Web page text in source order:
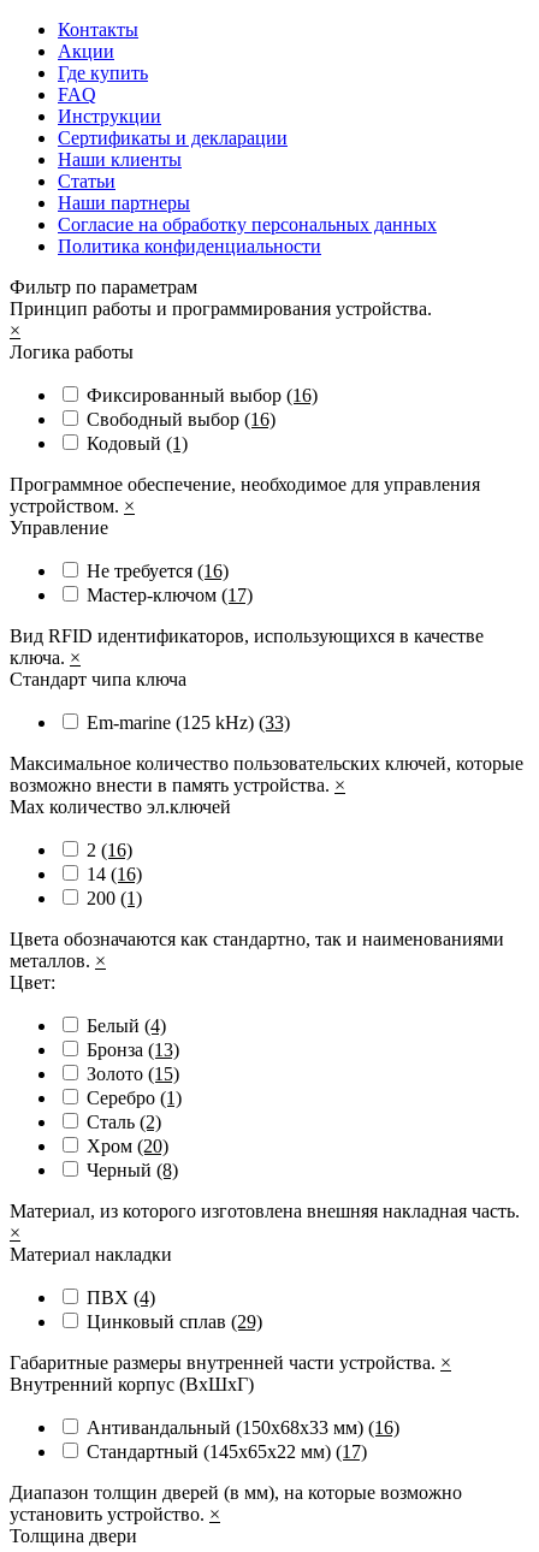
Контакты
Акции
Где купить
FAQ
Инструкции
Сертификаты и декларации
Наши клиенты
Статьи
Наши партнеры
Согласие на обработку персональных данных
Политика конфиденциальности
Фильтр по параметрам
Принцип работы и программирования устройства.
×
Логика работы
Фиксированный выбор (16)
Свободный выбор (16)
Кодовый (1)
Программное обеспечение, необходимое для управления
устройством. ×
Управление
Не требуется (16)
Мастер-ключом (17)
Вид RFID идентификаторов, использующихся в качестве
ключа. ×
Стандарт чипа ключа
Em-marine (125 kHz) (33)
Максимальное количество пользовательских ключей, которые
возможно внести в память устройства. ×
Max количество эл.ключей
2 (16)
14 (16)
200 (1)
Цвета обозначаются как стандартно, так и наименованиями
металлов. ×
Цвет:
Белый (4)
Бронза (13)
Золото (15)
Серебро (1)
Сталь (2)
Хром (20)
Черный (8)
Материал, из которого изготовлена внешняя накладная часть.
×
Материал накладки
ПВХ (4)
Цинковый сплав (29)
Габаритные размеры внутренней части устройства. ×
Внутренний корпус (ВхШхГ)
Антивандальный (150х68х33 мм) (16)
Стандартный (145х65х22 мм) (17)
Диапазон толщин дверей (в мм), на которые возможно
установить устройство. ×
Толщина двери